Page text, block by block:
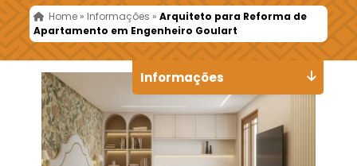
Home » Informações »Arquiteto para Reforma de
Apartamento em Engenheiro Goulart
Informações